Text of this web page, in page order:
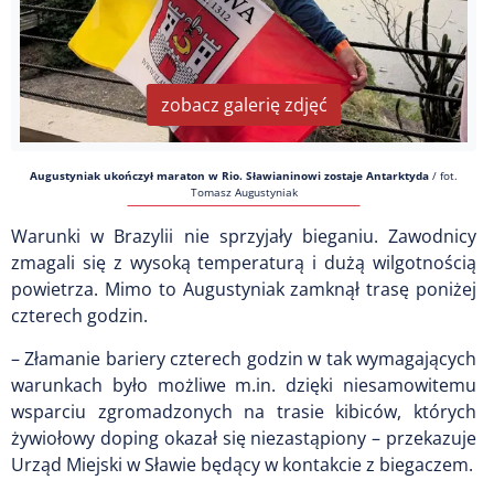
zobacz galerię zdjęć
Augustyniak ukończył maraton w Rio. Sławianinowi zostaje Antarktyda / fot.
Tomasz Augustyniak
Warunki w Brazylii nie sprzyjały bieganiu. Zawodnicy
zmagali się z wysoką temperaturą i dużą wilgotnością
powietrza. Mimo to Augustyniak zamknął trasę poniżej
czterech godzin.
– Złamanie bariery czterech godzin w tak wymagających
warunkach było możliwe m.in. dzięki niesamowitemu
wsparciu zgromadzonych na trasie kibiców, których
żywiołowy doping okazał się niezastąpiony – przekazuje
Urząd Miejski w Sławie będący w kontakcie z biegaczem.